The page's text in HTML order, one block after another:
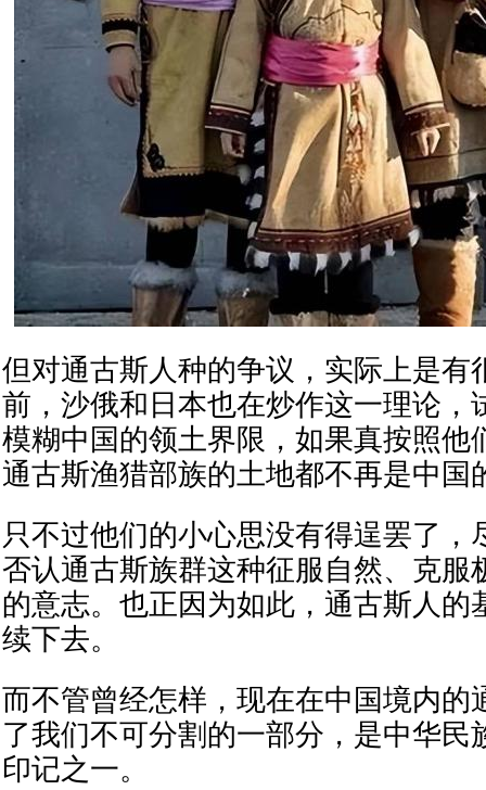
但对通古斯人种的争议，实际上是有
前，沙俄和日本也在炒作这一理论，
模糊中国的领土界限，如果真按照他
通古斯渔猎部族的土地都不再是中国
只不过他们的小心思没有得逞罢了，
否认通古斯族群这种征服自然、克服
的意志。也正因为如此，通古斯人的
续下去。
而不管曾经怎样，现在在中国境内的
了我们不可分割的一部分，是中华民
印记之一。